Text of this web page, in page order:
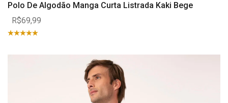
Polo De Algodão Manga Curta Listrada Kaki Bege
R$69,99